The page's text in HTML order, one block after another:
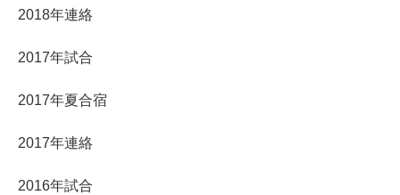
2018年連絡
2017年試合
2017年夏合宿
2017年連絡
2016年試合